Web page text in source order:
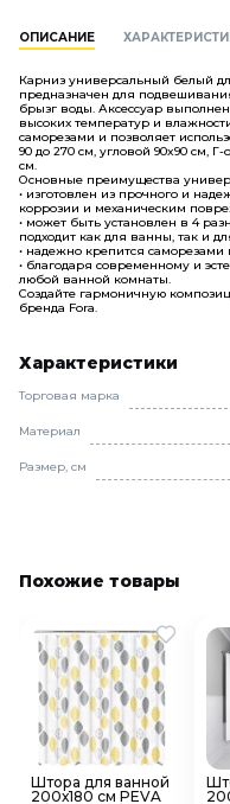
ОПИСАНИЕ
Карниз универсальный белый
предназначен для
брызг воды. Аксессуар
высоких температур и
саморезами и позволяет
90 до 270 см, угловой 90x90 см,
см.
Основные преимущества
• изготовлен из прочного и
коррозии и механическим
• может быть установлен в 4
подходит как для ванны, так и
• надежно крепится саморезами
• благодаря современному и
любой ванной комнаты.
Создайте гармоничную
бренда Fora.
Характеристики
Торговая марка
Материал
Размер, см
Похожие товары
Штора для ванной
200х180 см PEVA